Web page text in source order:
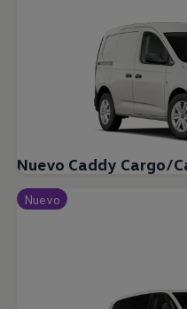
Nuevo Caddy Cargo/
Nuevo